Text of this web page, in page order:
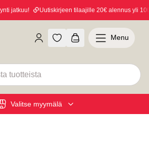
jatkuu! Uutiskirjeen tilaajille 20€ alennus yli
Valitse myymälä
Menu